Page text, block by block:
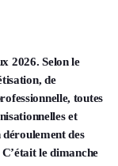
2026. Selon le
de
toutes
et
des
le dimanche